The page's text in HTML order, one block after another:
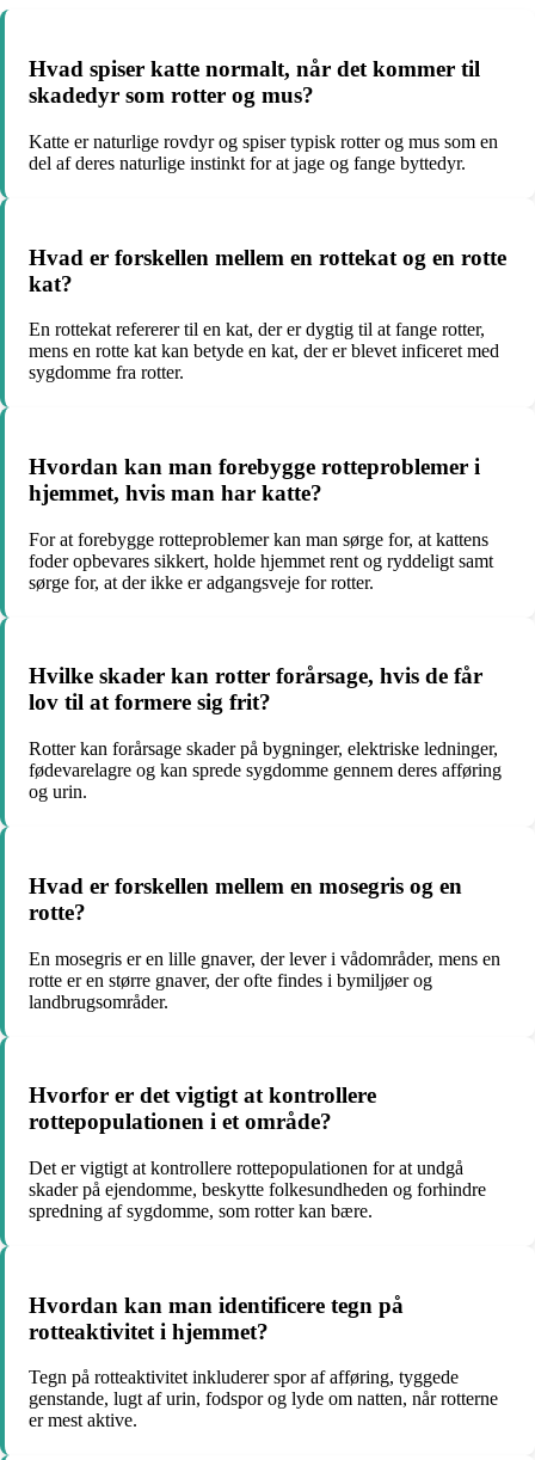
Hvad spiser katte normalt, når det kommer til
skadedyr som rotter og mus?
Katte er naturlige rovdyr og spiser typisk rotter og mus som en
del af deres naturlige instinkt for at jage og fange byttedyr.
Hvad er forskellen mellem en rottekat og en rotte
kat?
En rottekat refererer til en kat, der er dygtig til at fange rotter,
mens en rotte kat kan betyde en kat, der er blevet inficeret med
sygdomme fra rotter.
Hvordan kan man forebygge rotteproblemer i
hjemmet, hvis man har katte?
For at forebygge rotteproblemer kan man sørge for, at kattens
foder opbevares sikkert, holde hjemmet rent og ryddeligt samt
sørge for, at der ikke er adgangsveje for rotter.
Hvilke skader kan rotter forårsage, hvis de får
lov til at formere sig frit?
Rotter kan forårsage skader på bygninger, elektriske ledninger,
fødevarelagre og kan sprede sygdomme gennem deres afføring
og urin.
Hvad er forskellen mellem en mosegris og en
rotte?
En mosegris er en lille gnaver, der lever i vådområder, mens en
rotte er en større gnaver, der ofte findes i bymiljøer og
landbrugsområder.
Hvorfor er det vigtigt at kontrollere
rottepopulationen i et område?
Det er vigtigt at kontrollere rottepopulationen for at undgå
skader på ejendomme, beskytte folkesundheden og forhindre
spredning af sygdomme, som rotter kan bære.
Hvordan kan man identificere tegn på
rotteaktivitet i hjemmet?
Tegn på rotteaktivitet inkluderer spor af afføring, tyggede
genstande, lugt af urin, fodspor og lyde om natten, når rotterne
er mest aktive.